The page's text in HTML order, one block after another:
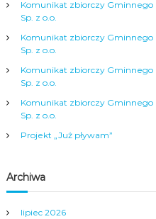
a
w
p
i
u
Komunikat zbiorczy Gminnego
Sp. z o.o.
Komunikat zbiorczy Gminnego
Sp. z o.o.
Komunikat zbiorczy Gminnego
Sp. z o.o.
Komunikat zbiorczy Gminnego
Sp. z o.o.
Projekt „Już pływam”
Archiwa
lipiec 2026